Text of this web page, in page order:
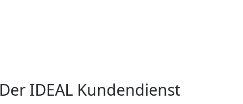
Der IDEAL Kundendienst